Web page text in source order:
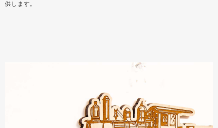
供します。